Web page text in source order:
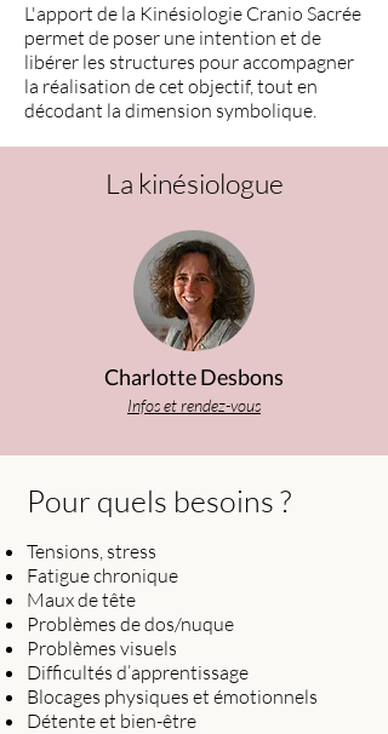
L'apport de la Kinésiologie Cranio Sacrée
permet de poser une intention et de
libérer les structures pour accompagner
la réalisation de cet objectif, tout en
décodant la dimension symbolique.
La kinésiologue
Charlotte Desbons
Infos et rendez-vous
Pour quels besoins ?
Tensions, stress
Fatigue chronique
Maux de tête
Problèmes de dos/nuque
Problèmes visuels
Difficultés d’apprentissage
Blocages physiques et émotionnels
Détente et bien-être